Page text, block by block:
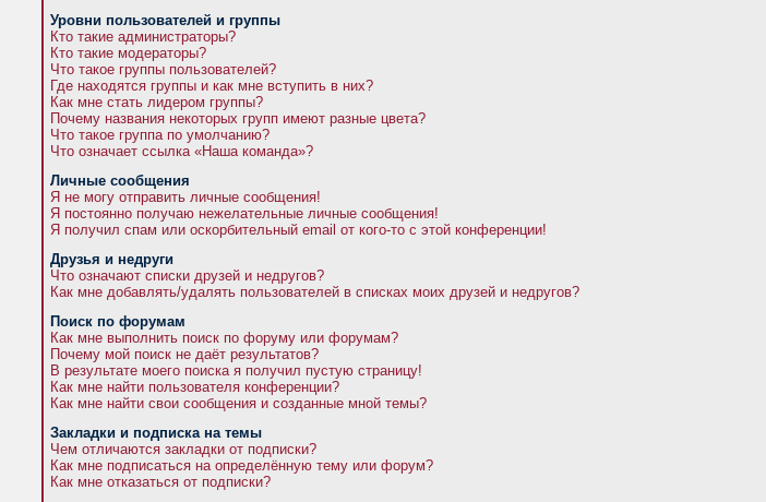
Уровни пользователей и группы
Кто такие администраторы?
Кто такие модераторы?
Что такое группы пользователей?
Где находятся группы и как мне вступить в них?
Как мне стать лидером группы?
Почему названия некоторых групп имеют разные цвета?
Что такое группа по умолчанию?
Что означает ссылка «Наша команда»?
Личные сообщения
Я не могу отправить личные сообщения!
Я постоянно получаю нежелательные личные сообщения!
Я получил спам или оскорбительный email от кого-то с этой конференции!
Друзья и недруги
Что означают списки друзей и недругов?
Как мне добавлять/удалять пользователей в списках моих друзей и недругов?
Поиск по форумам
Как мне выполнить поиск по форуму или форумам?
Почему мой поиск не даёт результатов?
В результате моего поиска я получил пустую страницу!
Как мне найти пользователя конференции?
Как мне найти свои сообщения и созданные мной темы?
Закладки и подписка на темы
Чем отличаются закладки от подписки?
Как мне подписаться на определённую тему или форум?
Как мне отказаться от подписки?